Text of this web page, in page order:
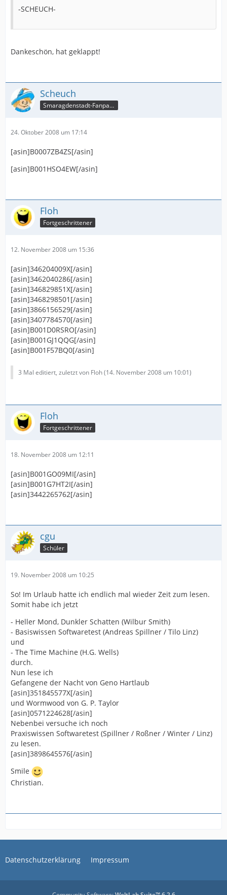
-SCHEUCH-
Dankeschön, hat geklappt!
Scheuch
Smaragdenstadt-Fanpage
24. Oktober 2008 um 17:14
[asin]B0007ZB4ZS[/asin]
[asin]B001HSO4EW[/asin]
Floh
Fortgeschrittener
12. November 2008 um 15:36
[asin]346204009X[/asin]
[asin]3462040286[/asin]
[asin]346829851X[/asin]
[asin]3468298501[/asin]
[asin]3866156529[/asin]
[asin]3407784570[/asin]
[asin]B001D0RSRO[/asin]
[asin]B001GJ1QQG[/asin]
[asin]B001F57BQ0[/asin]
3 Mal editiert, zuletzt von Floh (14. November 2008 um 10:01)
Floh
Fortgeschrittener
18. November 2008 um 12:11
[asin]B001GO09MI[/asin]
[asin]B001G7HT2I[/asin]
[asin]3442265762[/asin]
cgu
Schüler
19. November 2008 um 10:25
So! Im Urlaub hatte ich endlich mal wieder Zeit zum lesen.
Somit habe ich jetzt
- Heller Mond, Dunkler Schatten (Wilbur Smith)
- Basiswissen Softwaretest (Andreas Spillner / Tilo Linz)
und
- The Time Machine (H.G. Wells)
durch.
Nun lese ich
Gefangene der Nacht von Geno Hartlaub
[asin]351845577X[/asin]
und Wormwood von G. P. Taylor
[asin]0571224628[/asin]
Nebenbei versuche ich noch
Praxiswissen Softwaretest (Spillner / Roßner / Winter / Linz)
zu lesen.
[asin]3898645576[/asin]
Smile
Christian.
Datenschutzerklärung Impressum